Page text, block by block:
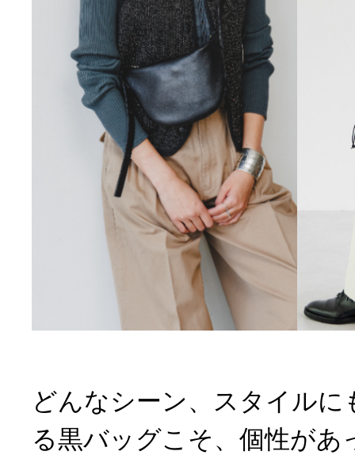
どんなシーン、スタイル
る黒バッグこそ、個性があ